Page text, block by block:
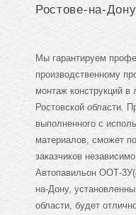
Ростове-на-Дону
Мы гарантируем
производственному
монтаж конструкций
Ростовской области.
выполненного с
материалов, сможет
заказчиков
Автопавильон ООТ-
на-Дону,
области, будет